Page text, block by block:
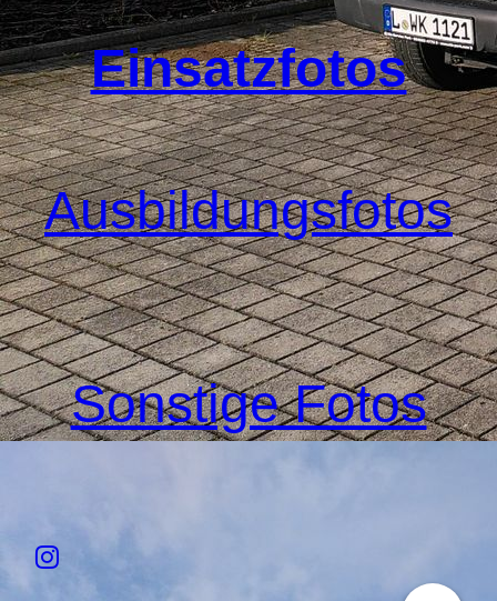
Einsatzfotos
Ausbildungsfotos
Sonstige Fotos